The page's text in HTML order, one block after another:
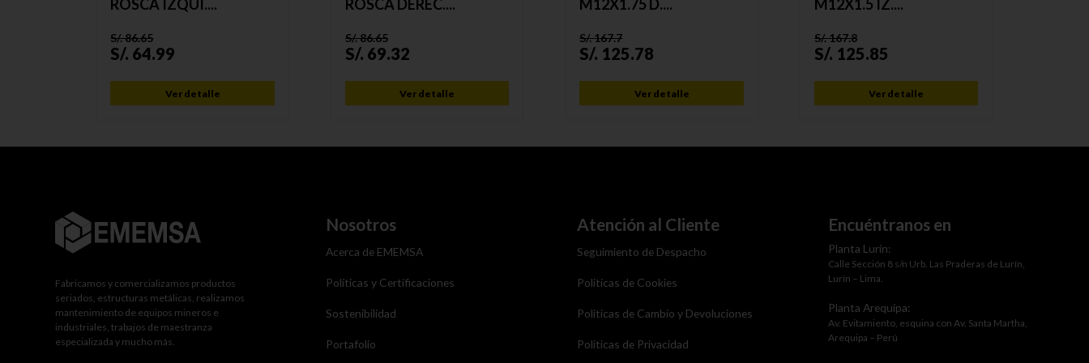
ROSCA IZQUI....
S/.86.65
S/. 64.99
Ver detalle
ROSCA DEREC....
S/.86.65
S/. 69.32
Ver detalle
M12X1.75 D....
S/.167.7
S/. 125.78
Ver detalle
M12X1.5 IZ....
S/.167.8
S/. 125.85
Ver detalle
Fabricamos y comercializamos productos
seriados, estructuras metálicas, realizamos
mantenimiento de equipos mineros e
industriales, trabajos de maestranza
especializada y mucho más.
Nosotros
Acerca de EMEMSA
Políticas y Certificaciones
Sostenibilidad
Portafolio
Atención al Cliente
Seguimiento de Despacho
Politicas de Cookies
Politicas de Cambio y Devoluciones
Politicas de Privacidad
Encuéntranos en
Planta Lurín:
Calle Sección 8 s/n Urb. Las Praderas de Lurín,
Lurín – Lima.
Planta Arequipa:
Av. Evitamiento, esquina con Av. Santa Martha,
Arequipa – Perú